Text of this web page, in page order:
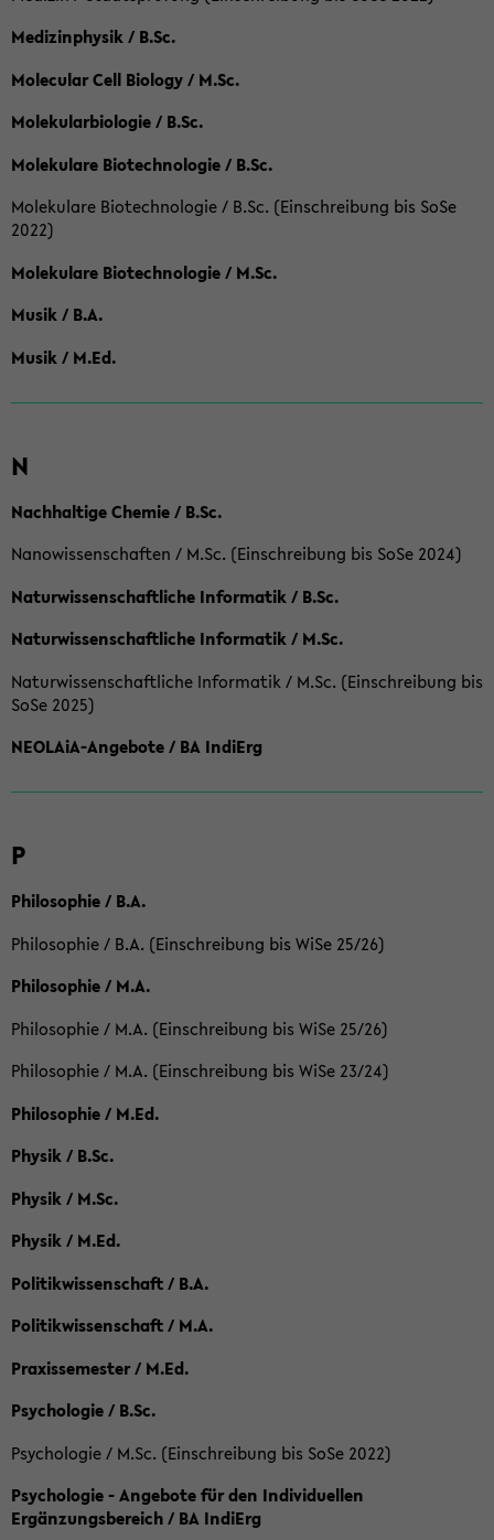
Medizinphysik / B.Sc.
Molecular Cell Biology / M.Sc.
Molekularbiologie / B.Sc.
Molekulare Biotechnologie / B.Sc.
Molekulare Biotechnologie / B.Sc. (Einschreibung bis SoSe
2022)
Molekulare Biotechnologie / M.Sc.
Musik / B.A.
Musik / M.Ed.
N
Nachhaltige Chemie / B.Sc.
Nanowissenschaften / M.Sc. (Einschreibung bis SoSe 2024)
Naturwissenschaftliche Informatik / B.Sc.
Naturwissenschaftliche Informatik / M.Sc.
Naturwissenschaftliche Informatik / M.Sc. (Einschreibung bis
SoSe 2025)
NEOLAiA-Angebote / BA IndiErg
P
Philosophie / B.A.
Philosophie / B.A. (Einschreibung bis WiSe 25/26)
Philosophie / M.A.
Philosophie / M.A. (Einschreibung bis WiSe 25/26)
Philosophie / M.A. (Einschreibung bis WiSe 23/24)
Philosophie / M.Ed.
Physik / B.Sc.
Physik / M.Sc.
Physik / M.Ed.
Politikwissenschaft / B.A.
Politikwissenschaft / M.A.
Praxissemester / M.Ed.
Psychologie / B.Sc.
Psychologie / M.Sc. (Einschreibung bis SoSe 2022)
Psychologie - Angebote für den Individuellen
Ergänzungsbereich / BA IndiErg